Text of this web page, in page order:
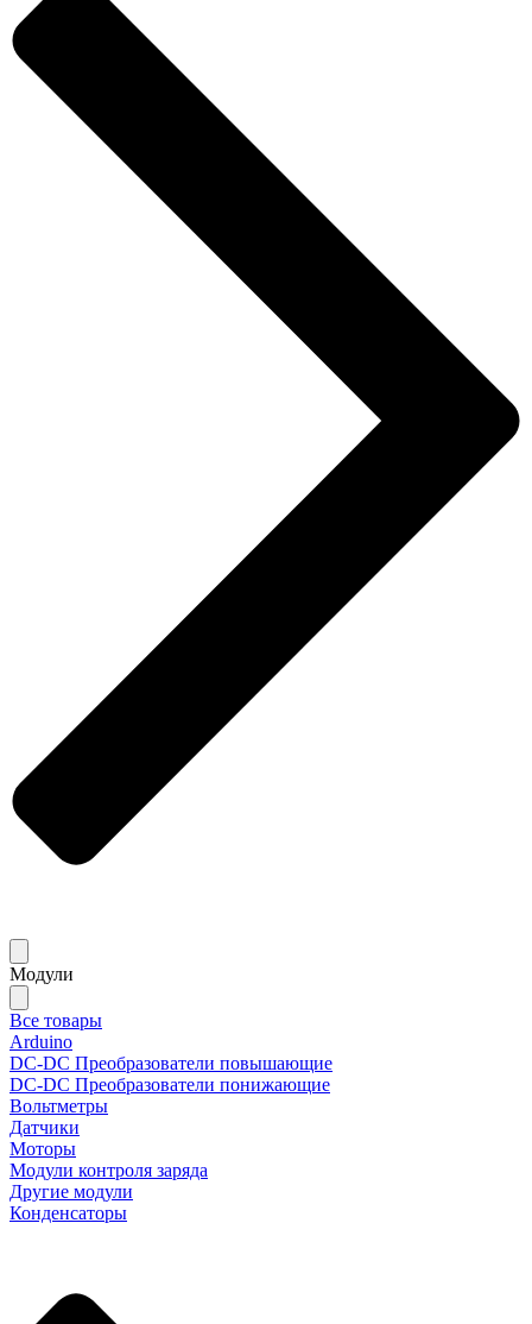
Модули
Все товары
Arduino
DC-DC Преобразователи повышающие
DC-DC Преобразователи понижающие
Вольтметры
Датчики
Моторы
Модули контроля заряда
Другие модули
Конденсаторы